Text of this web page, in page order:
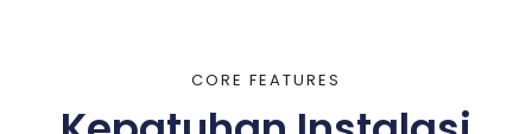
CORE FEATURES